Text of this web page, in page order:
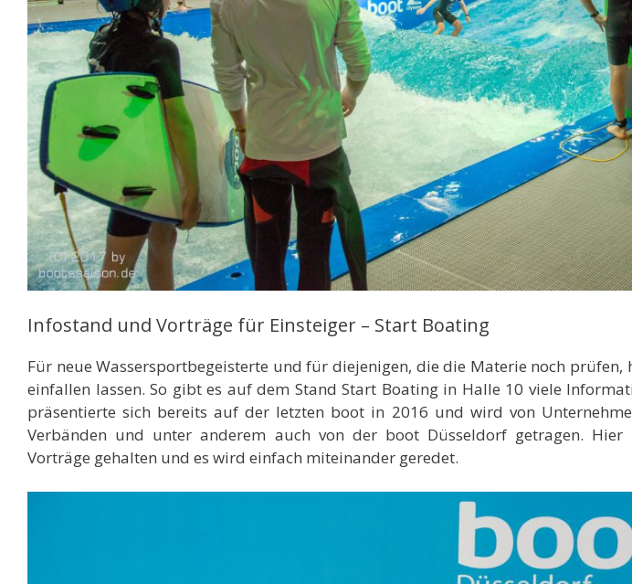
Infostand und Vorträge für Einsteiger – Start Boating
Für neue Wassersportbegeisterte und für diejenigen, die die Materie noch prüfen,
einfallen lassen. So gibt es auf dem Stand Start Boating in Halle 10 viele
präsentierte sich bereits auf der letzten boot in 2016 und wird von
Verbänden und unter anderem auch von der boot Düsseldorf getragen. Hier
Vorträge gehalten und es wird einfach miteinander geredet.